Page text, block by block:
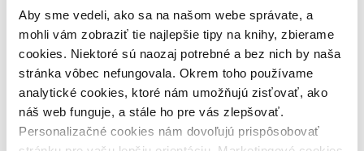
Aby sme vedeli, ako sa na našom webe správate, a
mohli vám zobraziť tie najlepšie tipy na knihy, zbierame
cookies. Niektoré sú naozaj potrebné a bez nich by naša
stránka vôbec nefungovala. Okrem toho používame
analytické cookies, ktoré nám umožňujú zisťovať, ako
náš web funguje, a stále ho pre vás zlepšovať.
Personalizačné cookies nám dovoľujú prispôsobovať
pripravujeme (0 titulov)
pripravujeme
dostupná (bez vypredaných) (0 titulov)
dostupná (bez
vypredaných)
Nové / čítané
nová (0 titulov) nová
čítaná (0 titulov)čítaná
čítaná - výborný stav (0 titulov)čítaná - výborný stav
čítaná - mierne opotrebovaná (0 titulov)čítaná - mierne
opotrebovaná